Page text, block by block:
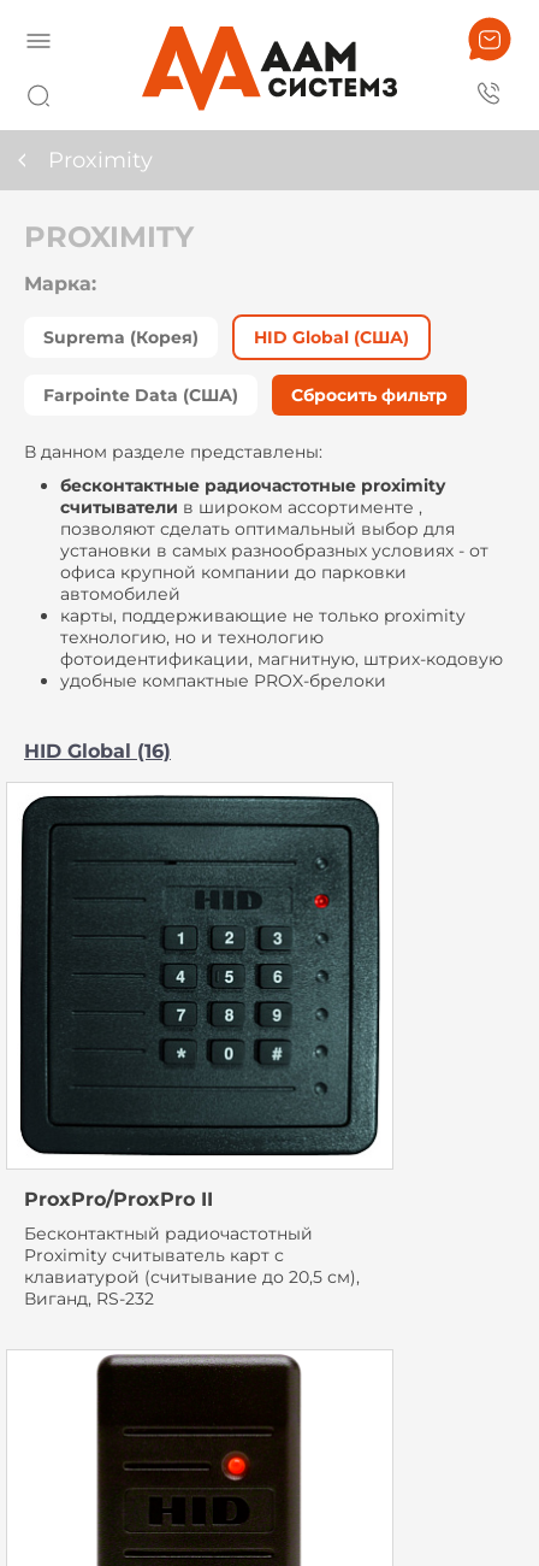
Proximity
PROXIMITY
Марка:
Suprema (Корея) HID Global (США)
Farpointe Data (США) Сбросить фильтр
В данном разделе представлены:
бесконтактные радиочастотные proximity
считыватели в широком ассортименте ,
позволяют сделать оптимальный выбор для
установки в самых разнообразных условиях - от
офиса крупной компании до парковки
автомобилей
карты, поддерживающие не только proximity
технологию, но и технологию
фотоидентификации, магнитную, штрих-кодовую
удобные компактные PROX-брелоки
HID Global (16)
ProxPro/ProxPro II
Бесконтактный радиочастотный
Proximity считыватель карт с
клавиатурой (считывание до 20,5 см),
Виганд, RS-232